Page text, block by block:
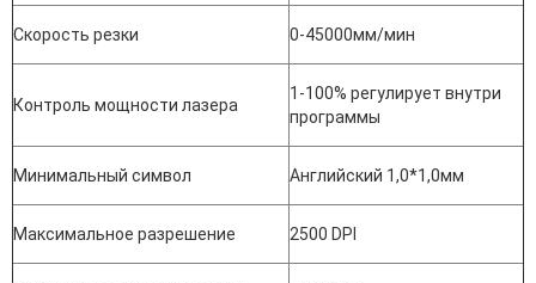
Скорость резки 0-45000мм/мин
Контроль мощности лазера
1-100% регулирует внутри
программы
Минимальный символ Английский 1,0*1,0мм
Максимальное разрешение 2500 DPI